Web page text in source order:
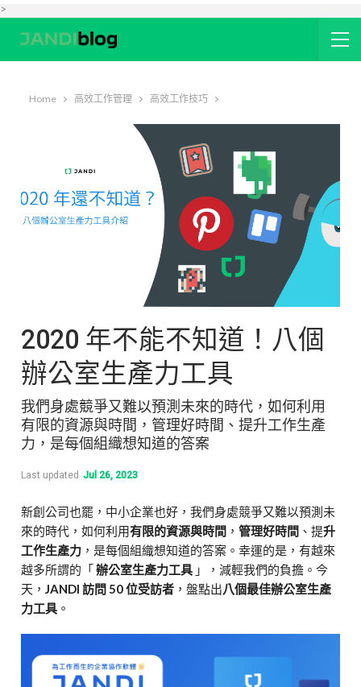
>
Home 高效工作管理 高效工作技巧
2020 年不能不知道！八個
辦公室生產力工具
我們身處競爭又難以預測未來的時代，如何利用
有限的資源與時間，管理好時間、提升工作生產
力，是每個組織想知道的答案
Last updated Jul 26, 2023
新創公司也罷，中小企業也好，我們身處競爭又難以預測未
來的時代，如何利用有限的資源與時間 ，管理好時間 、提升
工作生產力 ，是每個組織想知道的答案。幸運的是，有越來
越多所謂的「辦公室生產力工具 」，減輕我們的負擔。今
天，JANDI 訪問 50 位受訪者 ，盤點出八個最佳辦公室生產
力工具 。